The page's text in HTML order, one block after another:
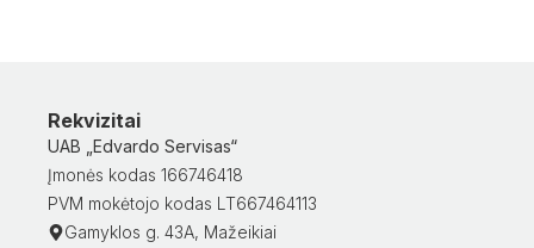
Rekvizitai
UAB „Edvardo Servisas“
Įmonės kodas 166746418
PVM mokėtojo kodas LT667464113
Gamyklos g. 43A, Mažeikiai